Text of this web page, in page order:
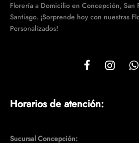
Florería a Domicilio en Concepción, San
Santiago. ¡Sorprende hoy con nuestras
Personalizados!
Horarios de atención:
Sucursal Concepción: